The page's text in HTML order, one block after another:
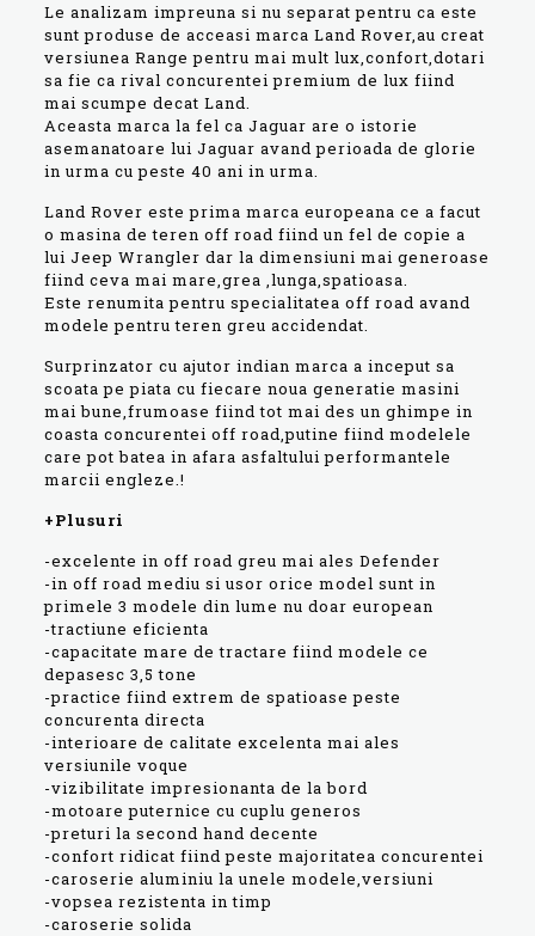
Le analizam impreuna si nu separat pentru ca este
sunt produse de acceasi marca Land Rover,au creat
versiunea Range pentru mai mult lux,confort,dotari
sa fie ca rival concurentei premium de lux fiind
mai scumpe decat Land.
Aceasta marca la fel ca Jaguar are o istorie
asemanatoare lui Jaguar avand perioada de glorie
in urma cu peste 40 ani in urma.
Land Rover este prima marca europeana ce a facut
o masina de teren off road fiind un fel de copie a
lui Jeep Wrangler dar la dimensiuni mai generoase
fiind ceva mai mare,grea ,lunga,spatioasa.
Este renumita pentru specialitatea off road avand
modele pentru teren greu accidendat.
Surprinzator cu ajutor indian marca a inceput sa
scoata pe piata cu fiecare noua generatie masini
mai bune,frumoase fiind tot mai des un ghimpe in
coasta concurentei off road,putine fiind modelele
care pot batea in afara asfaltului performantele
marcii engleze.!
+Plusuri
-excelente in off road greu mai ales Defender
-in off road mediu si usor orice model sunt in
primele 3 modele din lume nu doar european
-tractiune eficienta
-capacitate mare de tractare fiind modele ce
depasesc 3,5 tone
-practice fiind extrem de spatioase peste
concurenta directa
-interioare de calitate excelenta mai ales
versiunile voque
-vizibilitate impresionanta de la bord
-motoare puternice cu cuplu generos
-preturi la second hand decente
-confort ridicat fiind peste majoritatea concurentei
-caroserie aluminiu la unele modele,versiuni
-vopsea rezistenta in timp
-caroserie solida